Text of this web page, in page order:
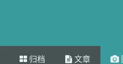
归档 文章